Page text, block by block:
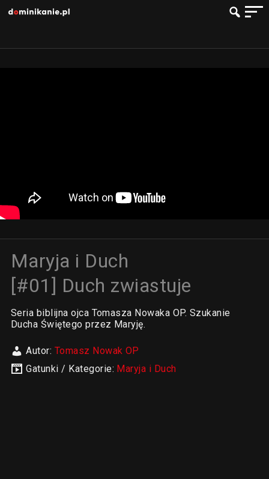
Maryja i Duch
[#01] Duch zwiastuje
Seria biblijna ojca Tomasza Nowaka OP. Szukanie
Ducha Świętego przez Maryję.
Autor: Tomasz Nowak OP
Gatunki / Kategorie: Maryja i Duch